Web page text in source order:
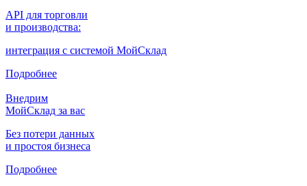
API для торговли
и производства:
интеграция с системой МойСклад
Подробнее
Внедрим
МойСклад за вас
Без потери данных
и простоя бизнеса
Подробнее